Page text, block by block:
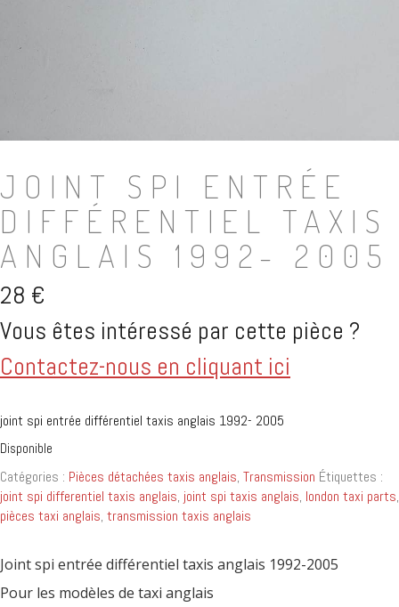
JOINT SPI ENTRÉE
DIFFÉRENTIEL TAXIS
ANGLAIS 1992- 2005
28 €
Vous êtes intéressé par cette pièce ?
Contactez-nous en cliquant ici
joint spi entrée différentiel taxis anglais 1992- 2005
Disponible
Catégories : Pièces détachées taxis anglais, Transmission Étiquettes :
joint spi differentiel taxis anglais, joint spi taxis anglais, london taxi parts,
pièces taxi anglais, transmission taxis anglais
Joint spi entrée différentiel taxis anglais 1992-2005
Pour les modèles de taxi anglais